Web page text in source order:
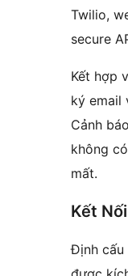
Twilio,
secure
Kết hợp
ký email
Cảnh
không
mất.
Kết
Định cấu